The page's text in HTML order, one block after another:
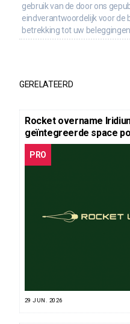
gebruik van de door ons
eindverantwoordelijk voor de
betrekking tot uw beleggingen.
GERELATEERD
Rocket overname
geïntegreerde space
PRO
29 JUN. 2026